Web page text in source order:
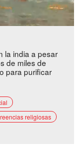
la india a pesar
de miles de
para purificar
religiosas